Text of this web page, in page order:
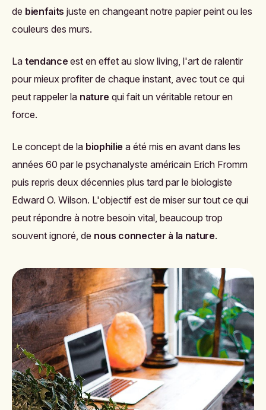
de bienfaits juste en changeant notre papier peint ou les
couleurs des murs.
La tendance est en effet auslow living, l'art de ralentir
pour mieux profiter de chaque instant, avec tout ce qui
peut rappeler la nature qui fait un véritable retour en
force.
Le concept de la biophilie a été mis en avant dans les
années 60 par le psychanalyste américain Erich Fromm
puis repris deux décennies plus tard par le biologiste
Edward O. Wilson. L'objectif est de miser sur tout ce qui
peut répondre à notre besoin vital, beaucoup trop
souvent ignoré, de nous connecter à la nature.